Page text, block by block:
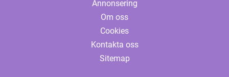
Annonsering
Om oss
Cookies
Kontakta oss
Sitemap